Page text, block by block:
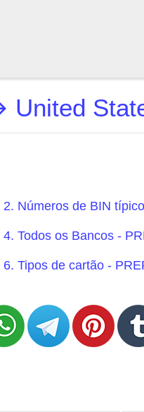
2. Números de BIN
4. Todos os Bancos -
6. Tipos de cartão -